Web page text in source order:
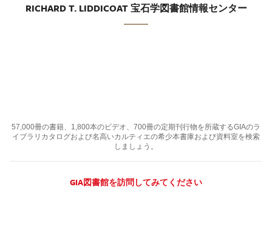
RICHARD T. LIDDICOAT 宝石学図書館情報センター
57,000冊の書籍、1,800本のビデオ、700冊の定期刊行物を所蔵するGIAのラ
イブラリカタログおよび名高いカルティエの希少本書庫および資料室を検索
しましょう。
GIA図書館を訪問してみてください